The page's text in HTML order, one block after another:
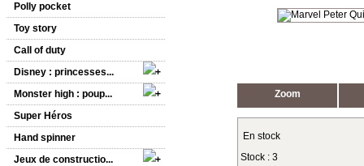
Polly pocket
Toy story
Call of duty
Disney : princesses...
Monster high : poup...
Super Héros
Hand spinner
Jeux de constructio...
Zoom
En stock
Stock : 3